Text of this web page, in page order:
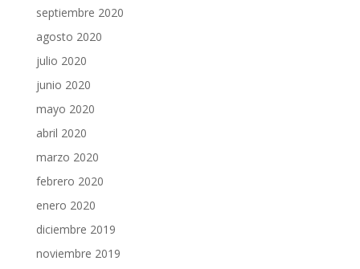
septiembre 2020
agosto 2020
julio 2020
junio 2020
mayo 2020
abril 2020
marzo 2020
febrero 2020
enero 2020
diciembre 2019
noviembre 2019